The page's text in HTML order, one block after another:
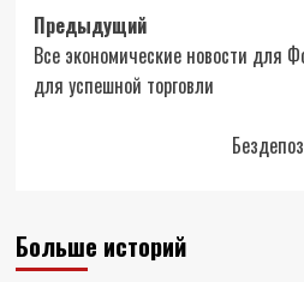
Навигация
записи
Предыдущий
Все экономические новости для
для успешной торговли
Больше историй